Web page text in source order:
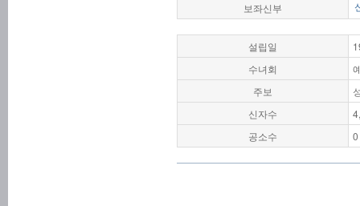
보좌신부
설립일
수녀회
주보
신자수
공소수
0